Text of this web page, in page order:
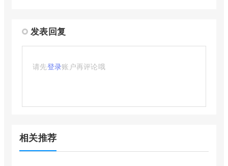
发表回复
请先登录账户再评论哦
相关推荐